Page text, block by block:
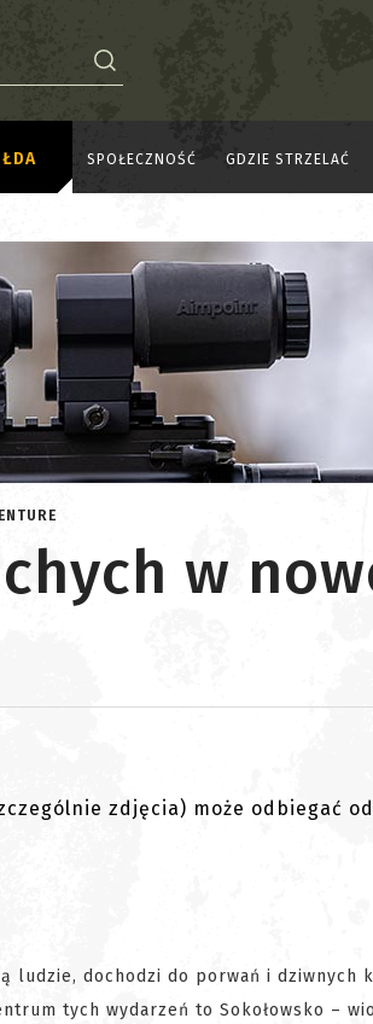
SPOŁECZNOŚĆ GDZIE STRZELAĆ
w
zdjęcia) może odbiegać od
ludzie, dochodzi do porwań i dziwnych
tych wydarzeń to Sokołowsko –